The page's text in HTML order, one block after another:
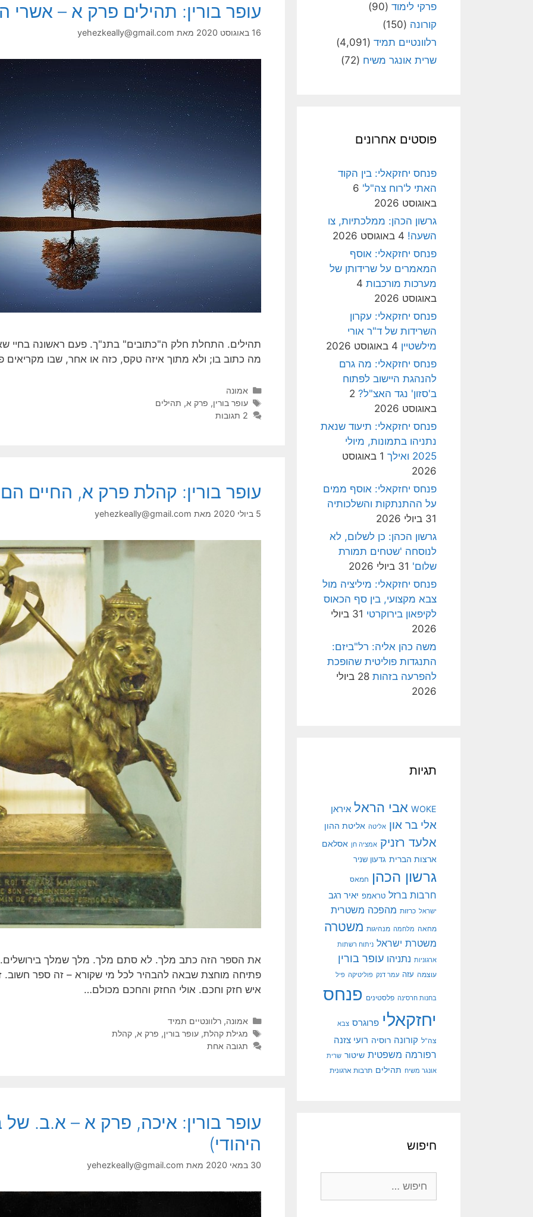
עופר בורין: תהילים פרק א – אשרי
16 באוגוסט 2020 מאת yehezkeally@gmail.com
תהילים. התחלת חלק ה"כתובים" בתנ"ך. פעם ראשונה בחיי
מה כתוב בו; ולא מתוך איזה טקס, כזה או אחר, שבו מקריאים
קטגוריות
אמונה
תגיות
עופר בורין, פרק א, תהילים
2 תגובות
עופר בורין: קהלת פרק א, החיים
5 ביולי 2020 מאת yehezkeally@gmail.com
את הספר הזה כתב מלך. לא סתם מלך. מלך שמלך בירושלים.
פתיחה מוחצת שבאה להבהיר לכל מי שקורא – זה ספר חשוב.
איש חזק וחכם. אולי החזק והחכם מכולם…
קטגוריות
אמונה, רלוונטיים תמיד
תגיות
מגילת קהלת, עופר בורין, פרק א, קהלת
תגובה אחת
עופר בורין: איכה, פרק א – א.ב. של
היהודי)
30 במאי 2020 מאת yehezkeally@gmail.com
פרקי לימוד (90)
קורונה (150)
רלוונטיים תמיד (4,091)
שרית אונגר משיח (72)
פוסטים אחרונים
פנחס יחזקאלי: בין הקוד
האתי ל'רוח צה"ל' 6
באוגוסט 2026
גרשון הכהן: ממלכתיות, צו
השעה! 4 באוגוסט 2026
פנחס יחזקאלי: אוסף
המאמרים על שרידותן של
מערכות מורכבות 4
באוגוסט 2026
פנחס יחזקאלי: עקרון
השרידות של ד"ר אורי
מילשטיין 4 באוגוסט 2026
פנחס יחזקאלי: מה גרם
להנהגת היישוב לפתוח
ב'סזון' נגד האצ"ל? 2
באוגוסט 2026
פנחס יחזקאלי: תיעוד שנאת
נתניהו בתמונות, מיולי
2025 ואילך
1 באוגוסט
2026
פנחס יחזקאלי: אוסף ממים
על ההתנתקות והשלכותיה
31 ביולי 2026
גרשון הכהן: כן לשלום, לא
לנוסחה 'שטחים תמורת
שלום' 31 ביולי 2026
פנחס יחזקאלי: מיליציה מול
צבא מקצועי, בין סף הכאוס
לקיפאון בירוקרטי
31 ביולי
2026
משה כהן אליה: רל"ביזם:
התנגדות פוליטית שהופכת
להפרעה בזהות
28 ביולי
2026
תגיות
WOKE אבי הראל איראן
אלי בר און אליטה אליטת ההון
אלעד רזניק אמציה חן אסלאם
ארצות הברית גדעון שניר
גרשון הכהן חמאס
חרבות ברזל טראמפ יאיר רגב
ישראל כרזות מהפכה משטרית
מחאה מלחמה מנהיגות משטרה
משטרת ישראל ניתוח רשתות
ארגוניות נתניהו עופר בורין
עוצמה עזה עמר דנק פוליטיקה פיל
בחנות חרסינה פלסטינים פנחס
יחזקאלי פרוגרס צבא
צה"ל קורונה רוסיה רועי צזנה
רפורמה משפטית שיטור שרית
אונגר משיח תהילים תרבות ארגונית
חיפוש